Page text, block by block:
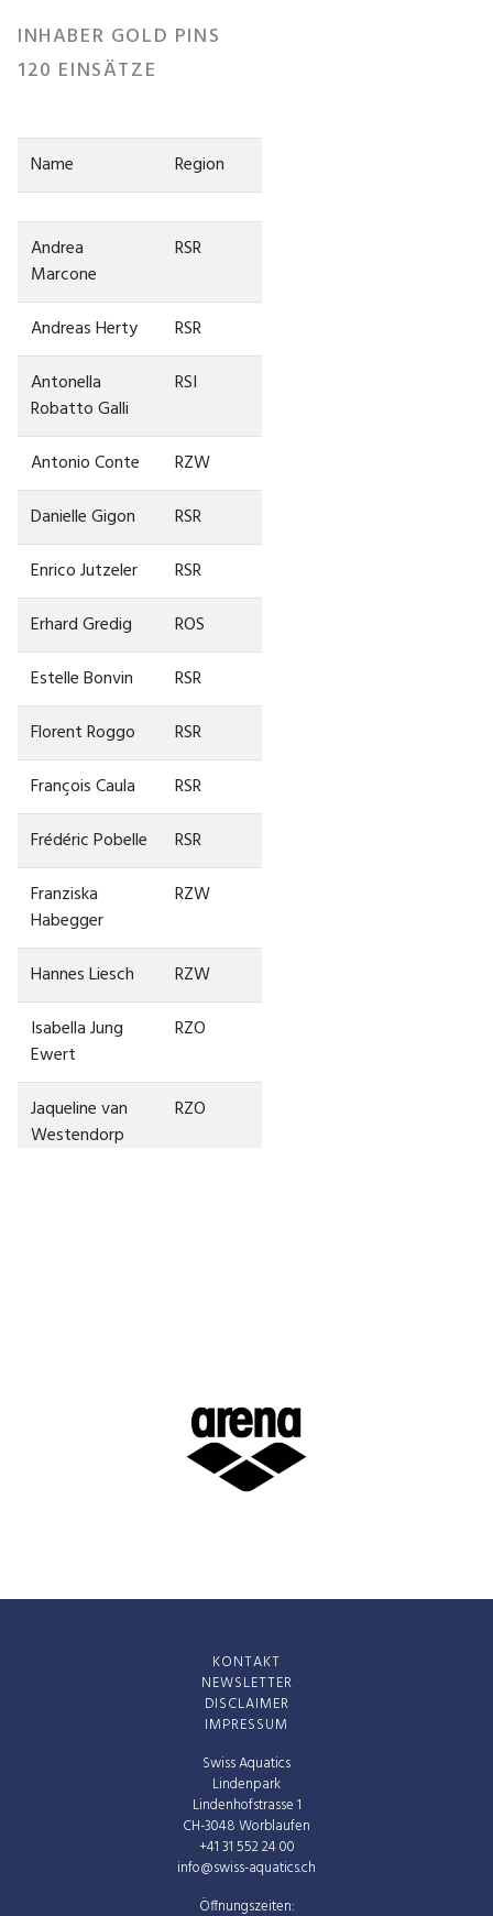
INHABER GOLD PINS
120 EINSÄTZE
Name Region
Andrea
Marcone
RSR
Andreas Herty
RSR
Antonella
Robatto Galli
RSI
Antonio Conte
RZW
Danielle Gigon
RSR
Enrico Jutzeler
RSR
Erhard Gredig
ROS
Estelle Bonvin
RSR
Florent Roggo
RSR
François Caula
RSR
Frédéric Pobelle
RSR
Franziska
Habegger
RZW
Hannes Liesch
RZW
Isabella Jung
Ewert
RZO
Jaqueline van
Westendorp
RZO
RSR
Maria De
RSR
RZW
RZW
RZW
Swiss Aquatics
Lindenpark
Lindenhofstrasse 1
CH-3048 Worblaufen
+41 31 552 24 00
info@swiss-aquatics.ch
Öffnungszeiten:
KONTAKT
NEWSLETTER
DISCLAIMER
IMPRESSUM